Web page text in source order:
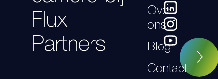
Flux
Partners
Over
ons
Blog
Contact